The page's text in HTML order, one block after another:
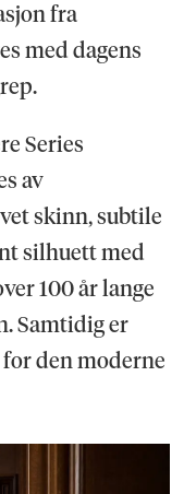
fra
med dagens
Series
av
skinn, subtile
silhuett med
100 år lange
Samtidig er
den moderne